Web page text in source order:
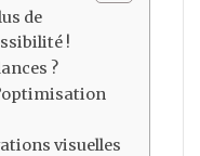
de
!
?
visuelles